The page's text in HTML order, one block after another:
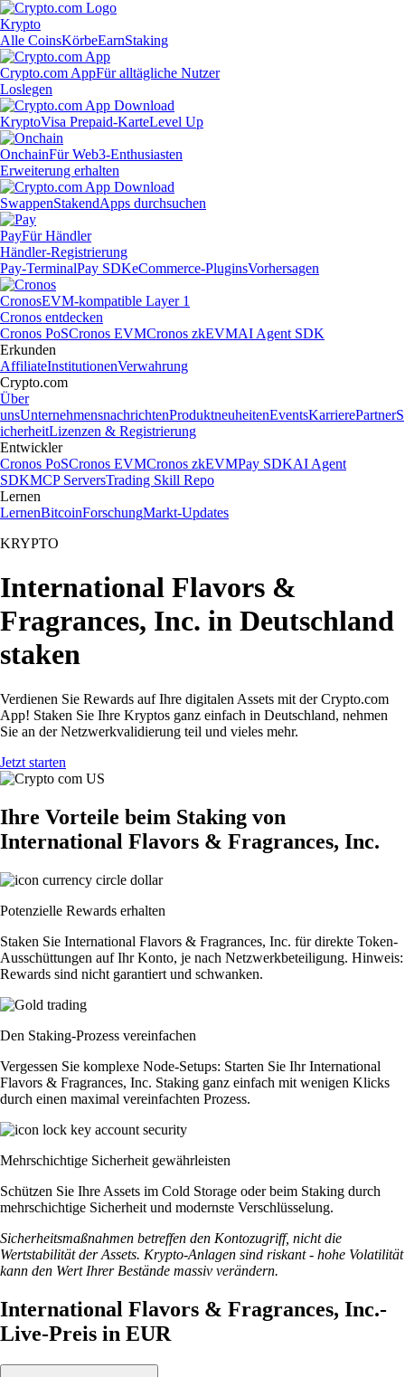
Krypto
Alle CoinsKörbeEarnStaking
Crypto.com AppFür alltägliche Nutzer
Loslegen
KryptoVisa Prepaid-KarteLevel Up
OnchainFür Web3-Enthusiasten
Erweiterung erhalten
SwappenStakendApps durchsuchen
PayFür Händler
Händler-Registrierung
Pay-TerminalPay SDKeCommerce-PluginsVorhersagen
CronosEVM-kompatible Layer 1
Cronos entdecken
Cronos PoSCronos EVMCronos zkEVMAI Agent SDK
Erkunden
AffiliateInstitutionenVerwahrung
Crypto.com
Über
unsUnternehmensnachrichtenProduktneuheitenEventsKarrierePartnerS
icherheitLizenzen & Registrierung
Entwickler
Cronos PoSCronos EVMCronos zkEVMPay SDKAI Agent
SDKMCP ServersTrading Skill Repo
Lernen
LernenBitcoinForschungMarkt-Updates
KRYPTO
International Flavors &
Fragrances, Inc. in Deutschland
staken
Verdienen Sie Rewards auf Ihre digitalen Assets mit der Crypto.com
App! Staken Sie Ihre Kryptos ganz einfach in Deutschland, nehmen
Sie an der Netzwerkvalidierung teil und vieles mehr.
Jetzt starten
Ihre Vorteile beim Staking von
International Flavors & Fragrances, Inc.
Potenzielle Rewards erhalten
Staken Sie International Flavors & Fragrances, Inc. für direkte Token-
Ausschüttungen auf Ihr Konto, je nach Netzwerkbeteiligung. Hinweis:
Rewards sind nicht garantiert und schwanken.
Den Staking-Prozess vereinfachen
Vergessen Sie komplexe Node-Setups: Starten Sie Ihr International
Flavors & Fragrances, Inc. Staking ganz einfach mit wenigen Klicks
durch einen maximal vereinfachten Prozess.
Mehrschichtige Sicherheit gewährleisten
Schützen Sie Ihre Assets im Cold Storage oder beim Staking durch
mehrschichtige Sicherheit und modernste Verschlüsselung.
Sicherheitsmaßnahmen betreffen den Kontozugriff, nicht die
Wertstabilität der Assets. Krypto-Anlagen sind riskant - hohe Volatilität
kann den Wert Ihrer Bestände massiv verändern.
International Flavors & Fragrances, Inc.-
Live-Preis in EUR